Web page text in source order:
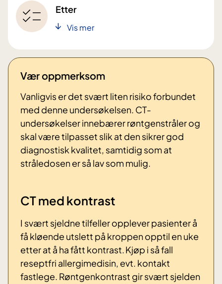
Etter
Vis mer
Vær oppmerksom
Vanligvis er det svært liten risiko forbundet
med denne undersøkelsen. CT-
undersøkelser innebærer røntgenstråler og
skal være tilpasset slik at den sikrer god
diagnostisk kvalitet, samtidig som at
stråledosen er så lav som mulig.
CT med kontrast
I svært sjeldne tilfeller opplever pasienter å
få kløende utslett på kroppen opptil en uke
etter at å ha fått kontrast. Kjøp i så fall
reseptfri allergimedisin, evt. kontakt
fastlege. Røntgenkontrast gir svært sjelden